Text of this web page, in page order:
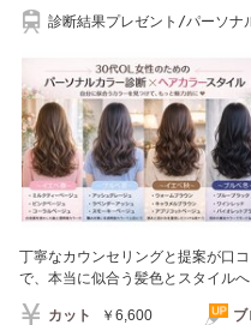
診断結果プレゼント/パーソナ
丁寧なカウンセリングと提案が口
で、本当に似合う髪色とスタイルへ
カット ￥6,600 ブ